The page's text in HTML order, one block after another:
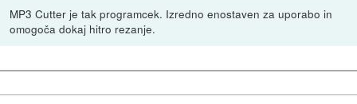
MP3 Cutter je tak programcek. Izredno enostaven za uporabo in
omogoča dokaj hitro rezanje.